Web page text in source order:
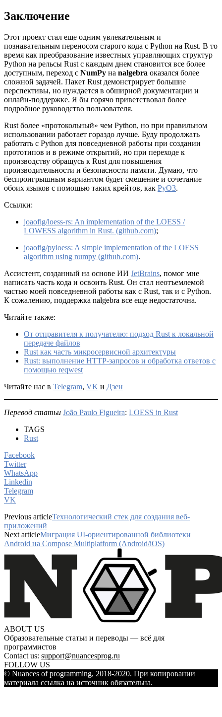
Заключение
Этот проект стал еще одним увлекательным и
познавательным переносом старого кода с Python на Rust. В то
время как преобразование известных управляющих структур
Python на рельсы Rust с каждым днем становится все более
доступным, переход с NumPy на nalgebra оказался более
сложной задачей. Пакет Rust демонстрирует большие
перспективы, но нуждается в обширной документации и
онлайн-поддержке. Я бы горячо приветствовал более
подробное руководство пользователя.
Rust более «протокольный» чем Python, но при правильном
использовании работает гораздо лучше. Буду продолжать
работать с Python для повседневной работы при создании
прототипов и в режиме открытий, но при переходе к
производству обращусь к Rust для повышения
производительности и безопасности памяти. Думаю, что
беспроигрышным вариантом будет смешение и сочетание
обоих языков с помощью таких крейтов, как PyO3.
Ссылки:
joaofig/loess-rs: An implementation of the LOESS /
LOWESS algorithm in Rust. (github.com);
joaofig/pyloess: A simple implementation of the LOESS
algorithm using numpy (github.com).
Ассистент, созданный на основе ИИ JetBrains, помог мне
написать часть кода и освоить Rust. Он стал неотъемлемой
частью моей повседневной работы как с Rust, так и с Python.
К сожалению, поддержка nalgebra все еще недостаточна.
Читайте также:
От отправителя к получателю: подход Rust к локальной
передаче файлов
Rust как часть микросервисной архитектуры
Rust: выполнение HTTP-запросов и обработка ответов с
помощью reqwest
Читайте нас в Telegram, VK и Дзен
Перевод статьи João Paulo Figueira: LOESS in Rust
TAGS
Rust
Facebook
Twitter
WhatsApp
Linkedin
Telegram
VK
Previous articleТехнологический стек для создания веб-
приложений
Next articleМиграция UI-ориентированной библиотеки
Android на Compose Multiplatform (Android/iOS)
ABOUT US
Образовательные статьи и переводы — всё для
программистов
Contact us: support@nuancesprog.ru
FOLLOW US
© Nuances of programming, 2018-2020. При копировании
материала ссылка на источник обязательна.